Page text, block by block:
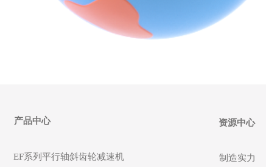
产品中心
EF系列平行轴斜齿轮减速机
资源中心
制造实力